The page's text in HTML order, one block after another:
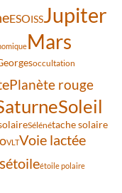
ESOISSJupiter
Mars
occultation
Planète rouge
Soleil
Sélénétache solaire
VLTVoie lactée
étoileétoile polaire